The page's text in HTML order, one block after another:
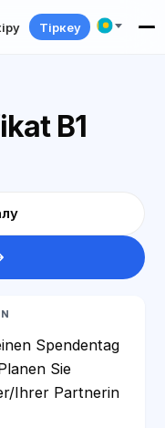
Тіркеу
B1
Spendentag
Sie
Ihrer Partnerin